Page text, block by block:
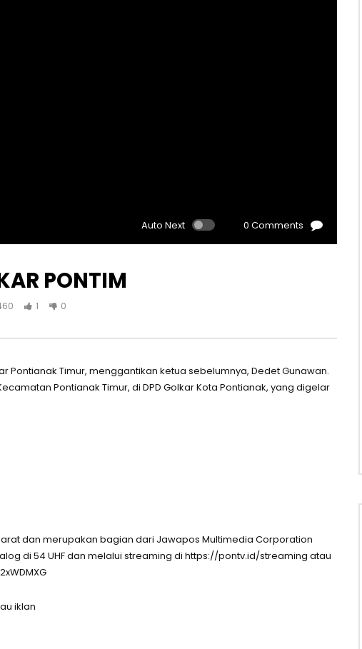
Auto Next 0 Comments
PONTIM
1 0
Pontianak Timur, menggantikan ketua sebelumnya, Dedet Gunawan.
Pontianak Timur, di DPD Golkar Kota Pontianak, yang digelar
dan merupakan bagian dari Jawapos Multimedia Corporation
di 54 UHF dan melalui streaming di https://pontv.id/streaming atau
iklan